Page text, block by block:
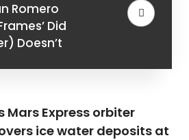
Romero
Did
Doesn’t
Mars Express orbiter
ice water deposits at